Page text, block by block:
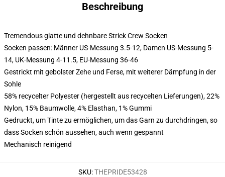
Beschreibung
Tremendous glatte und dehnbare Strick Crew Socken
Socken passen: Männer US-Messung 3.5-12, Damen US-Messung 5-
14, UK-Messung 4-11.5, EU-Messung 36-46
Gestrickt mit gebolster Zehe und Ferse, mit weiterer Dämpfung in der
Sohle
58% recycelter Polyester (hergestellt aus recycelten Lieferungen), 22%
Nylon, 15% Baumwolle, 4% Elasthan, 1% Gummi
Gedruckt, um Tinte zu ermöglichen, um das Garn zu durchdringen, so
dass Socken schön aussehen, auch wenn gespannt
Mechanisch reinigend
SKU:THEPRIDE53428